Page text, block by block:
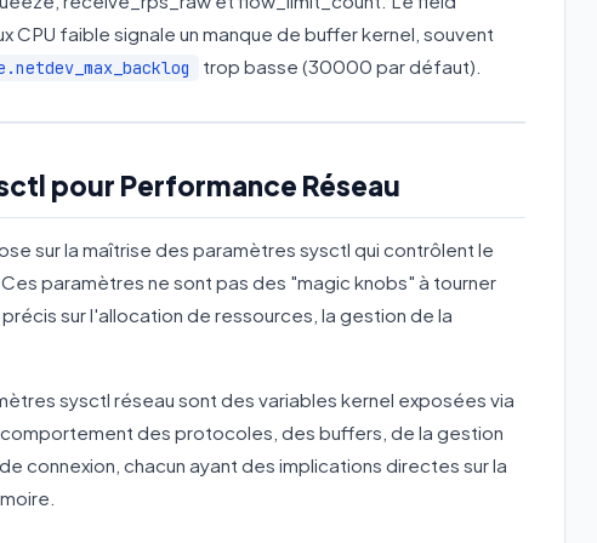
CPU faible signale un manque de buffer kernel, souvent
trop basse (30000 par défaut).
pour Performance Réseau
sur la maîtrise des paramètres sysctl qui contrôlent le
paramètres ne sont pas des "magic knobs" à tourner
sur l'allocation de ressources, la gestion de la
sysctl réseau sont des variables kernel exposées via
des protocoles, des buffers, de la gestion
connexion, chacun ayant des implications directes sur la